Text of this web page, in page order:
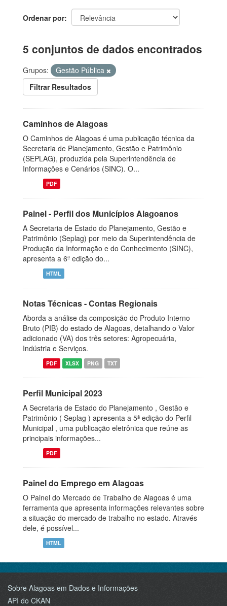
Ordenar por
5 conjuntos de dados encontrados
Grupos:
Gestão Pública
Filtrar Resultados
Caminhos de Alagoas
O Caminhos de Alagoas é uma publicação técnica da
Secretaria de Planejamento, Gestão e Patrimônio
(SEPLAG), produzida pela Superintendência de
Informações e Cenários (SINC). O...
PDF
Painel - Perfil dos Municípios Alagoanos
A Secretaria de Estado do Planejamento, Gestão e
Patrimônio (Seplag) por meio da Superintendência de
Produção da Informação e do Conhecimento (SINC),
apresenta a 6ª edição do...
HTML
Notas Técnicas - Contas Regionais
Aborda a análise da composição do Produto Interno
Bruto (PIB) do estado de Alagoas, detalhando o Valor
adicionado (VA) dos três setores: Agropecuária,
Indústria e Serviços.
PDF XLSX PNG TXT
Perfil Municipal 2023
A Secretaria de Estado do Planejamento , Gestão e
Patrimônio ( Seplag ) apresenta a 5ª edição do Perfil
Municipal , uma publicação eletrônica que reúne as
principais informações...
PDF
Painel do Emprego em Alagoas
O Painel do Mercado de Trabalho de Alagoas é uma
ferramenta que apresenta informações relevantes sobre
a situação do mercado de trabalho no estado. Através
dele, é possível...
HTML
Sobre Alagoas em Dados e Informações
API do CKAN